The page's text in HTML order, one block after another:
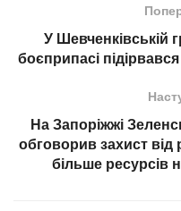
У Шевченківській
боєприпасі
На Запоріжжі
обговорив захист від
більше ресурсів